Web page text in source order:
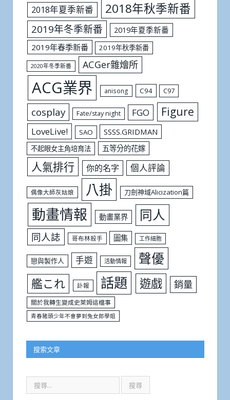
2018年夏季新番 2018年秋季新番
2019年冬季新番
2019年夏季新番
2019年春季新番
2019年秋季新番
2020年冬季新番 ACGer雜燴所
ACG業界 anisong C94 C97
cosplay Fate/stay night FGO Figure
LoveLive! SAO SSSS.GRIDMAN
不起眼女主角培育法 五等分的花嫁
人氣排行 你的名字 個人評論
偶像大師灰姑娘 八掛 刀劍神域Alicization篇
動畫情報 動畫業界 同人
同人誌 哥布林殺手 圖集 工作細胞
戀與製作人 手遊 活動情報 聲優
艦これ 訃報 話題 遊戲 銷量
關於我轉生變成史萊姆這檔事
青春豬頭少年不會夢到兔女郎學姐
搜索文章